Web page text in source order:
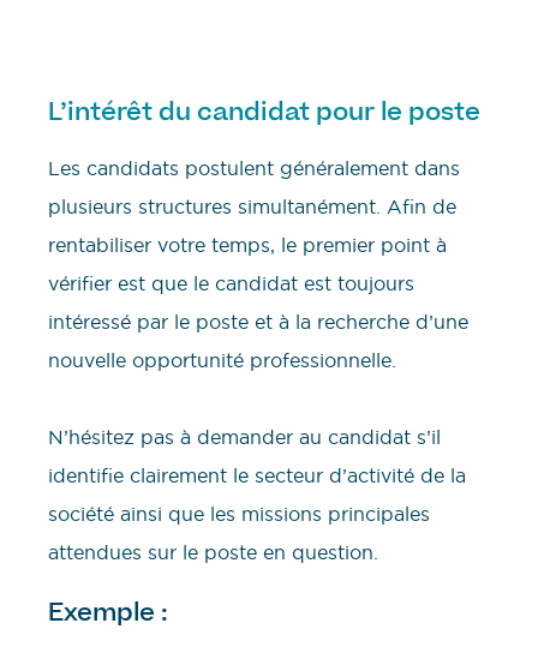
L’intérêt du candidat pour le poste
Les candidats postulent généralement dans
plusieurs structures simultanément. Afin de
rentabiliser votre temps, le premier point à
vérifier est que le candidat est toujours
intéressé par le poste et à la recherche d’une
nouvelle opportunité professionnelle.
N’hésitez pas à demander au candidat s’il
identifie clairement le secteur d’activité de la
société ainsi que les missions principales
attendues sur le poste en question.
Exemple :